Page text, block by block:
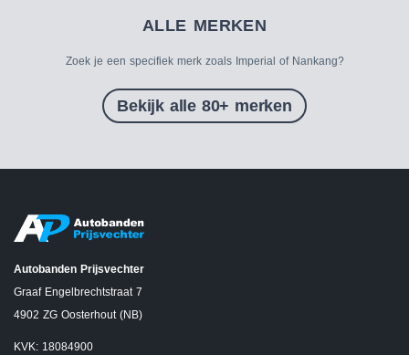
ALLE MERKEN
Zoek je een specifiek merk zoals Imperial of Nankang?
Bekijk alle 80+ merken
Autobanden Prijsvechter
Graaf Engelbrechtstraat 7
4902 ZG Oosterhout (NB)
KVK: 18084900